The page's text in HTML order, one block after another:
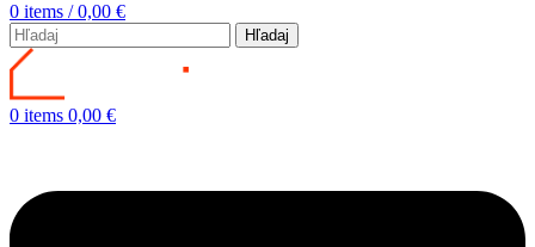
0 items / 0,00 €
Hľadaj
0 items 0,00 €